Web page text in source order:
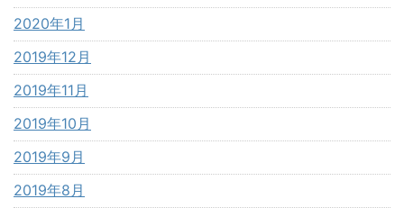
2020年1月
2019年12月
2019年11月
2019年10月
2019年9月
2019年8月